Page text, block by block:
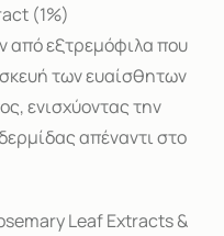
(1%)
από εξτρεμόφιλα που
των ευαίσθητων
ενισχύοντας την
απέναντι στο
Leaf Extracts &